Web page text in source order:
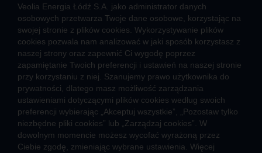
CIEPŁO SYSTEMOWE
Zalety ciepła systemowego
Ciepło przez cały rok
Usługi okołociepłownicze
Informacje ciepła systemowego
Veolia Energia Łódź S.A. jako administrator danych
osobowych przetwarza Twoje dane osobowe, korzystając na
swojej stronie z plików cookies. Wykorzystywanie plików
cookies pozwala nam analizować w jaki sposób korzystasz z
naszej strony oraz zapewnić Ci wygodę poprzez
zapamiętanie Twoich preferencji i ustawień na naszej stronie
przy korzystaniu z niej. Szanujemy prawo użytkownika do
prywatności, dlatego masz możliwość zarządzania
ustawieniami dotyczącymi plików cookies według swoich
preferencji wybierając „Akceptuj wszystkie”, „Pozostaw tylko
niezbędne pliki cookies” lub „Zarządzaj cookies”. W
dowolnym momencie możesz wycofać wyrażoną przez
Ciebie zgodę, zmieniając wybrane ustawienia. Więcej